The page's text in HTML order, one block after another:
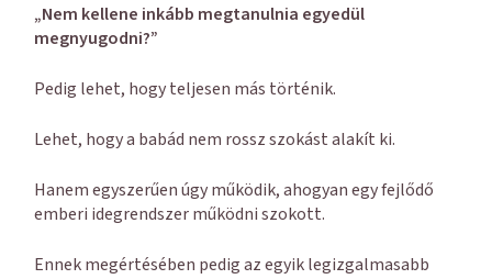
„Nem kellene inkább megtanulnia egyedül
megnyugodni?”
Pedig lehet, hogy teljesen más történik.
Lehet, hogy a babád nem rossz szokást alakít ki.
Hanem egyszerűen úgy működik, ahogyan egy fejlődő
emberi idegrendszer működni szokott.
Ennek megértésében pedig az egyik legizgalmasabb